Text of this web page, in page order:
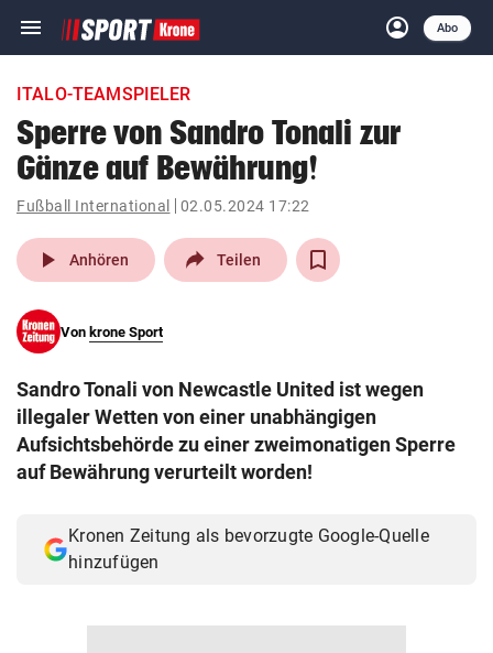
menu Navigation
ein-/ausklappen
account_circle
Anmelden
Abo
close Schließen
account_circle Anmelden
pin_drop
Wien arrow_right
search
eingeben
Muthgasse 2, 1190 Wien
ITALO-TEAMSPIELER
Sperre von Sandro Tonali zur
Gänze auf Bewährung!
Fußball International 02.05.2024 17:22
play_arrow Anhören Teilen
Von krone Sport
Sandro Tonali von Newcastle United ist wegen
illegaler Wetten von einer unabhängigen
Aufsichtsbehörde zu einer zweimonatigen Sperre
auf Bewährung verurteilt worden!
Kronen Zeitung als bevorzugte Google-Quelle
hinzufügen